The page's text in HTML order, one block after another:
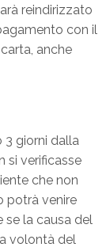
reindirizzato
con il
anche
3 giorni dalla
si verificasse
che non
potrà venire
se la causa del
volontà del